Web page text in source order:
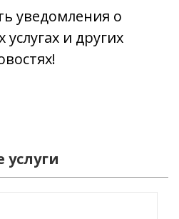
уведомления о
и других